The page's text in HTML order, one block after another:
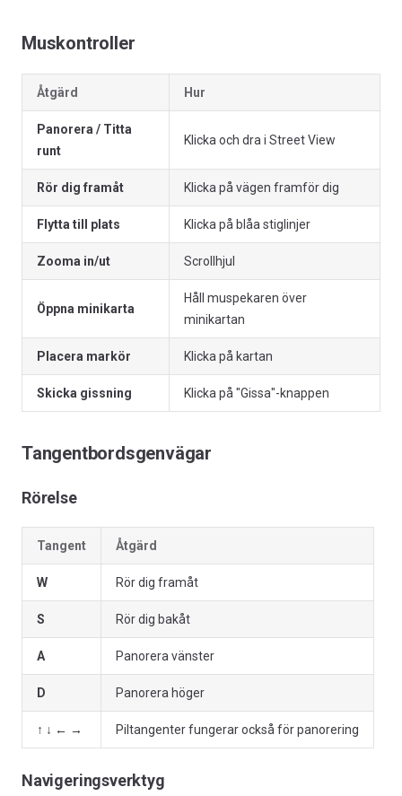
Muskontroller
Åtgärd Hur
Panorera / Titta
runt
Klicka och dra i Street View
Rör dig framåt Klicka på vägen framför dig
Flytta till plats Klicka på blåa stiglinjer
Zooma in/ut Scrollhjul
Öppna minikarta
Håll muspekaren över
minikartan
Placera markör Klicka på kartan
Skicka gissning Klicka på "Gissa"-knappen
Tangentbordsgenvägar
Rörelse
Tangent Åtgärd
W Rör dig framåt
S Rör dig bakåt
A Panorera vänster
D Panorera höger
↑ ↓ ← → Piltangenter fungerar också för panorering
Navigeringsverktyg